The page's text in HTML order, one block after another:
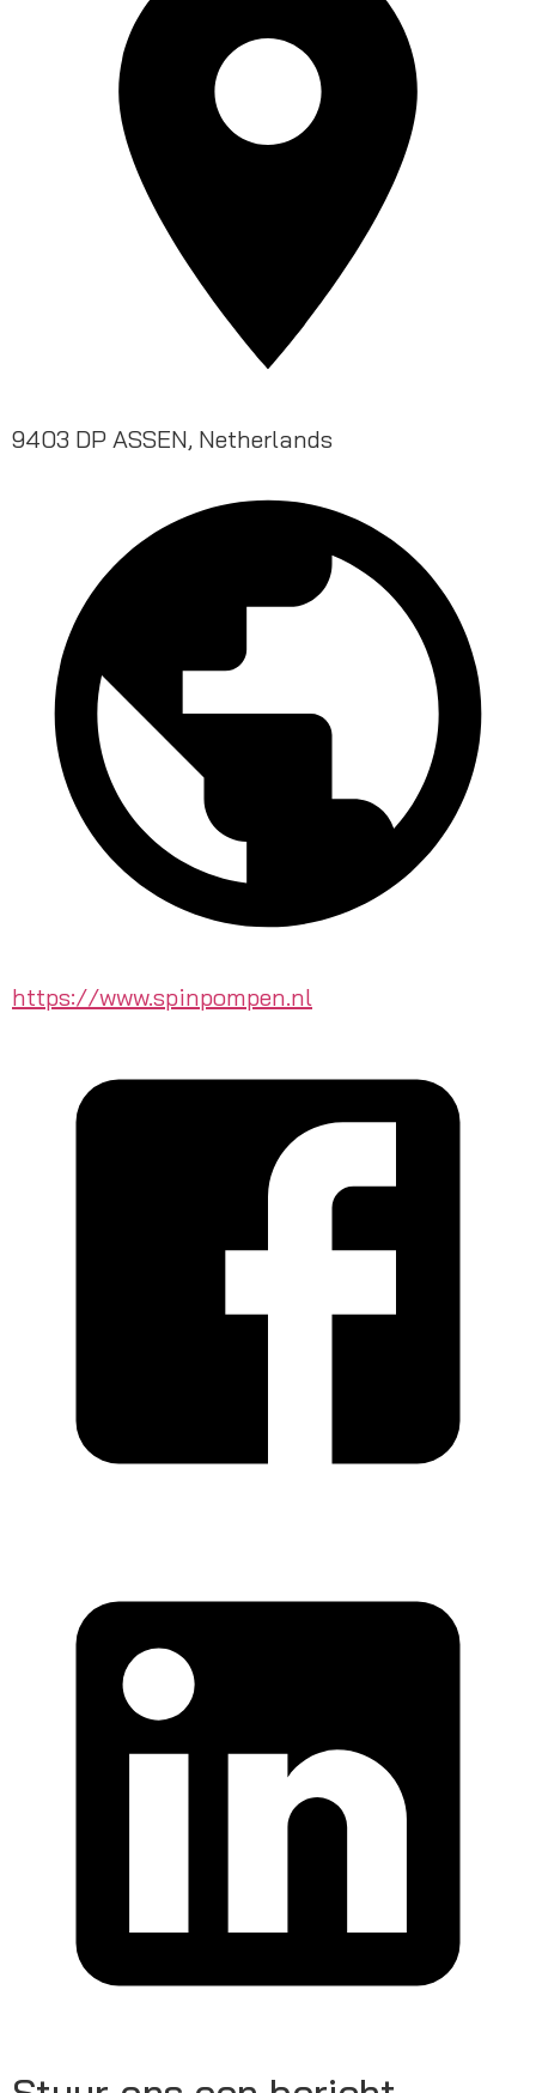
9403 DP ASSEN, Netherlands
https://www.spinpompen.nl